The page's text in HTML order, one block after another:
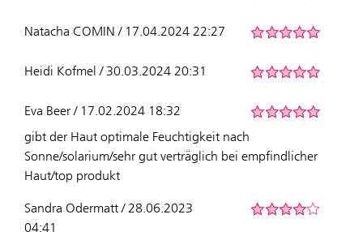
Natacha COMIN / 17.04.2024 22:27
Heidi Kofmel / 30.03.2024 20:31
Eva Beer / 17.02.2024 18:32
gibt der Haut optimale Feuchtigkeit nach
Sonne/solarium/sehr gut verträglich bei empfindlicher
Haut/top produkt
Sandra Odermatt / 28.06.2023
04:41